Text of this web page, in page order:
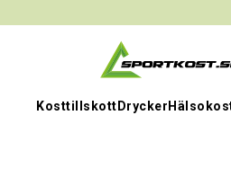
KosttillskottDrycker